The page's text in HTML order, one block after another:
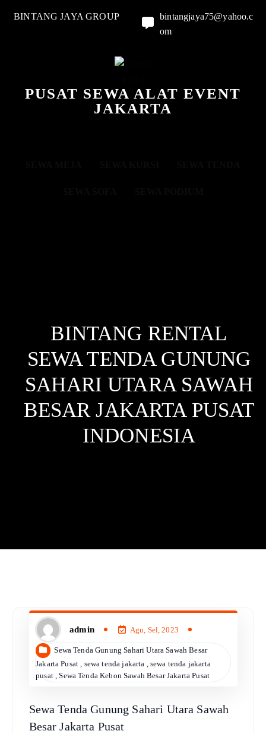
BINTANG JAYA GROUP
bintangjaya75@yahoo.c
om
PUSAT SEWA ALAT EVENT
JAKARTA
BINTANG RENTAL
SEWA TENDA GUNUNG
SAHARI UTARA SAWAH
BESAR JAKARTA PUSAT
INDONESIA
admin Agu, Sel, 2023
Sewa Tenda Gunung Sahari Utara Sawah Besar
Jakarta Pusat
sewa tenda jakarta
sewa tenda jakarta
pusat,Sewa Tenda Kebon Sawah Besar Jakarta Pusat
Sewa Tenda Gunung Sahari Utara Sawah
Besar Jakarta Pusat